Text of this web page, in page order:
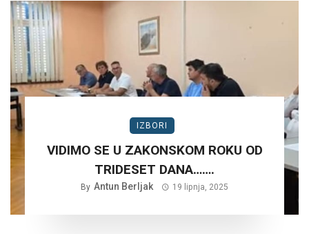
IZBORI
VIDIMO SE U ZAKONSKOM ROKU OD
TRIDESET DANA…….
By Antun Berljak 19 lipnja, 2025